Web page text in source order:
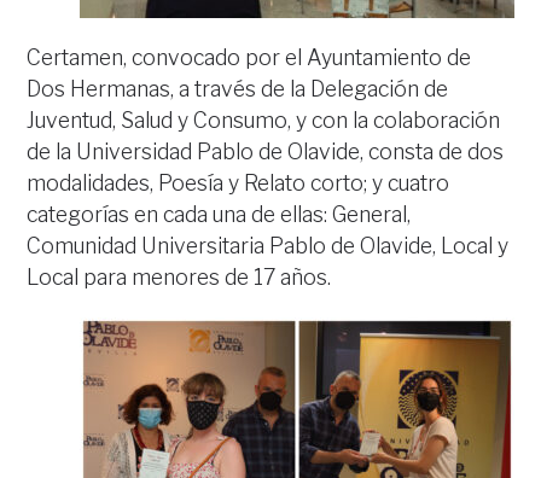
Certamen, convocado por el Ayuntamiento de
Dos Hermanas, a través de la Delegación de
Juventud, Salud y Consumo, y con la colaboración
de la Universidad Pablo de Olavide, consta de dos
modalidades, Poesía y Relato corto; y cuatro
categorías en cada una de ellas: General,
Comunidad Universitaria Pablo de Olavide, Local y
Local para menores de 17 años.